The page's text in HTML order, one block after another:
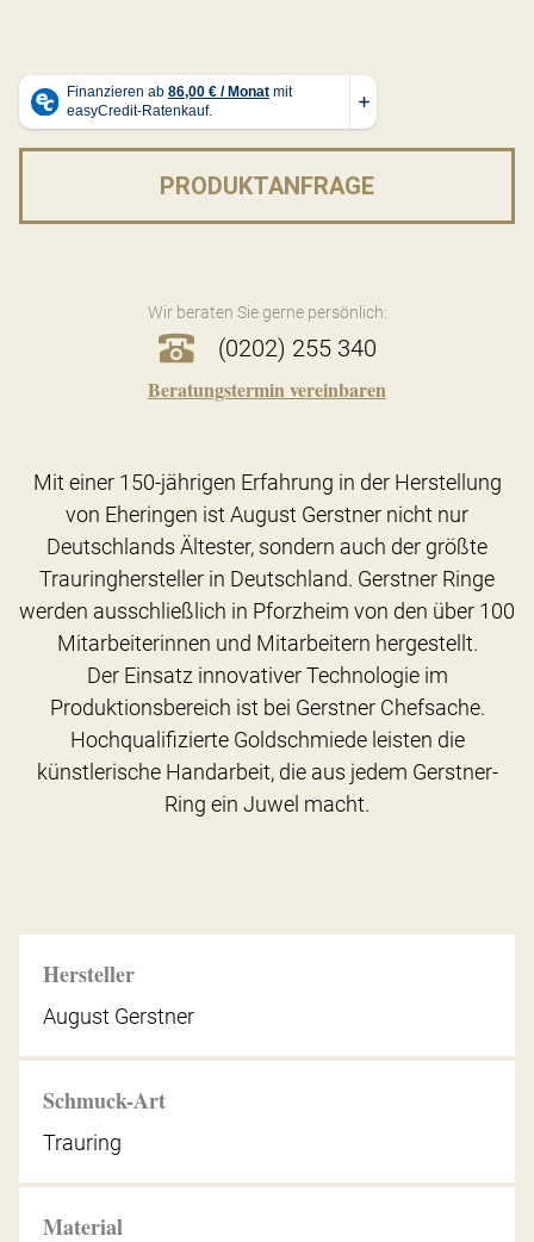
PRODUKTANFRAGE
Wir beraten Sie gerne persönlich:
(0202) 255 340
Beratungstermin vereinbaren
Hersteller
August Gerstner
Schmuck-Art
Trauring
Material
Mit einer 150-jährigen Erfahrung in der Herstellung
von Eheringen ist August Gerstner nicht nur
Deutschlands Ältester, sondern auch der größte
Trauringhersteller in Deutschland. Gerstner Ringe
werden ausschließlich in Pforzheim von den über 100
Mitarbeiterinnen und Mitarbeitern hergestellt.
Der Einsatz innovativer Technologie im
Produktionsbereich ist bei Gerstner Chefsache.
Hochqualifizierte Goldschmiede leisten die
künstlerische Handarbeit, die aus jedem Gerstner-
Ring ein Juwel macht.